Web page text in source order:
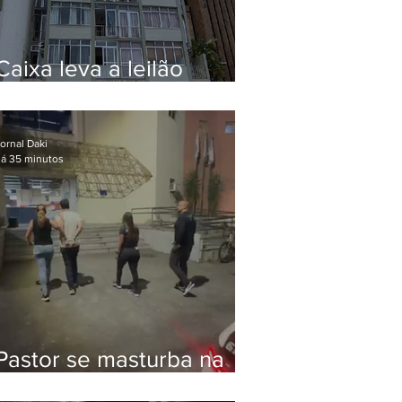
leva a leilão
em Botafogo
se masturba na
Daki
35 minutos